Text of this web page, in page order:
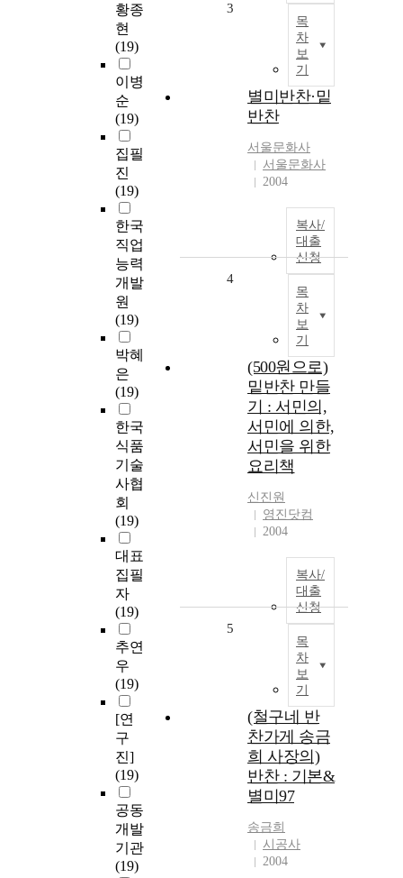
황종
현
(19)
이병
순
(19)
집필
진
(19)
한국
직업
능력
개발
원
(19)
박혜
은
(19)
한국
식품
기술
사협
회
(19)
대표
집필
자
(19)
추연
우
(19)
[연
구
진]
(19)
공동
개발
기관
(19)
목
차
보
기
3
별미반찬·밑
반찬
서울문화사
서울문화사
2004
복사/
대출
신청
목
차
보
기
4
(500원으로)
밑반찬 만들
기 : 서민의,
서민에 의한,
서민을 위한
요리책
신진원
영진닷컴
2004
복사/
대출
신청
목
차
보
기
5
(철구네 반
찬가게 송금
희 사장의)
반찬 : 기본&
별미97
송금희
시공사
2004